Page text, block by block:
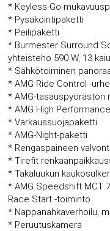
* Keyless-Go-
* Pysäköintipaketti
* Peilipaketti
* Burmester Surround
yhteisteho 590 W, 13
* Sähkötoiminen
* AMG Ride Control -
* AMG-tasauspyörästön
* AMG High
* Varkaussuojapaketti
* AMG-Night-paketti
* Rengaspaineen
* Tirefit
* Takaluukun
* AMG Speedshift MCT
Race Start -toiminto
* Nappanahkaverhoilu,
* Peruutuskamera